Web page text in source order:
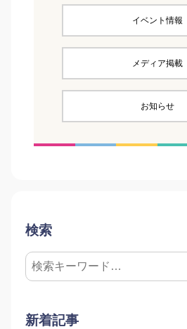
イベント情報
メディア掲載
お知らせ
検索
新着記事